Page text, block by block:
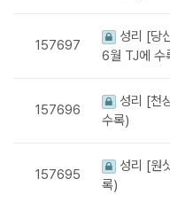
157697
성리 [당
6월 TJ에 수
157696
성리 [천
수록)
157695
성리 [원
록)